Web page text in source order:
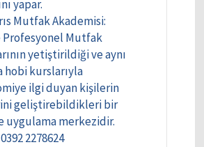
yapar.
Mutfak Akademisi:
Profesyonel Mutfak
yetiştirildiği ve aynı
hobi kurslarıyla
ilgi duyan kişilerin
geliştirebildikleri bir
uygulama merkezidir.
2278624